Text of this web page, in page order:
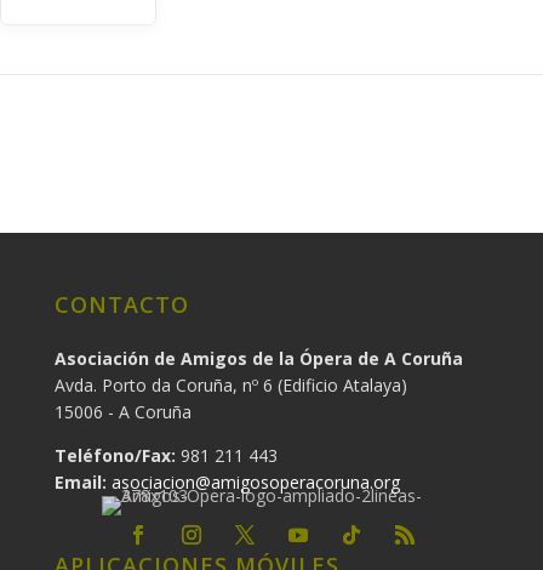
CONTACTO
Asociación de Amigos de la Ópera de A Coruña
Avda. Porto da Coruña, nº 6 (Edificio Atalaya)
15006 - A Coruña
Teléfono/Fax: 981 211 443
Email: asociacion@amigosoperacoruna.org